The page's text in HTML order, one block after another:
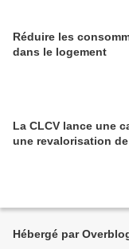
Réduire les
dans le logement
La CLCV lance une
une revalorisation
Hébergé par